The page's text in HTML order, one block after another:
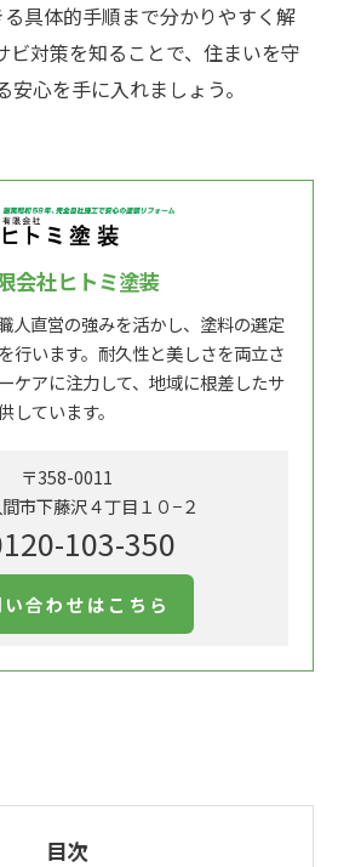
具体的手順まで分かりやすく解
ビ対策を知ることで、住まいを守
心を手に入れましょう。
会社ヒトミ塗装
人直営の強みを活かし、塗料の選定
行います。耐久性と美しさを両立さ
ケアに注力して、地域に根差したサ
しています。
〒358-0011
市下藤沢４丁目１０−２
103-350
合わせはこちら
目次